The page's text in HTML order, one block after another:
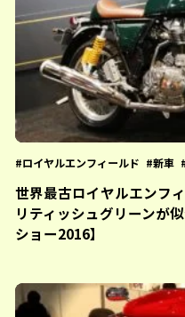
ロイヤルエンフィールド 新車
世界最古ロイヤルエンフ
リティッシュグリーンが
ショー2016】